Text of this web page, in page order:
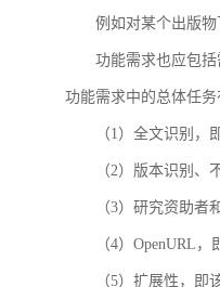
例如对某个出版
功能需求也应包括
功能需求中的总体任
（1）全文识别
（2）版本识别、
（3）研究资助者
（4）OpenURL
（5）扩展性，